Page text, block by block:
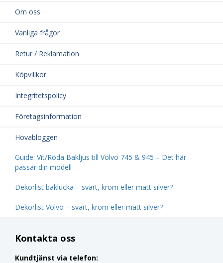
Om oss
Vanliga frågor
Retur / Reklamation
Köpvillkor
Integritetspolicy
Företagsinformation
Hovabloggen
Guide: Vit/Röda Bakljus till Volvo 745 & 945 – Det här
passar din modell
Dekorlist baklucka – svart, krom eller matt silver?
Dekorlist Volvo – svart, krom eller matt silver?
Kontakta oss
Kundtjänst via telefon: